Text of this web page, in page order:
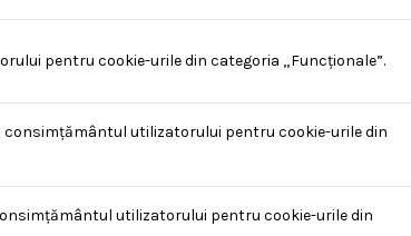
pentru cookie-urile din categoria „Funcționale”.
consimțământul utilizatorului pentru cookie-urile din
utilizatorului pentru cookie-urile din